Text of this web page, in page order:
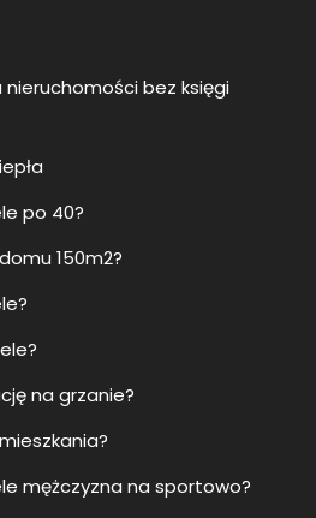
nieruchomości bez księgi
po 40?
150m2?
na grzanie?
mężczyzna na sportowo?